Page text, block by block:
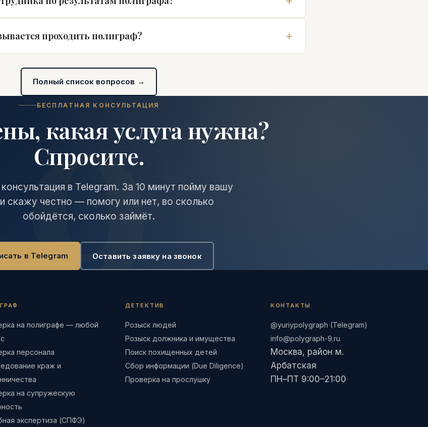
проходить полиграф?
Полный список вопросов →
БЕСПЛАТНАЯ КОНСУЛЬТАЦИЯ
какая услуга нужна?
Спросите.
в Telegram. За 10 минут пойму вашу
скажу честно — помогу или нет, во сколько
обойдётся, сколько займёт.
в Telegram Оставить заявку на звонок
на полиграфе — любой
персонала
краж и
на супружескую
экспертиза (СПФЭ)
ДЕТЕКТИВ
Розыск людей
Розыск должника и имущества
Поиск похищенных детей
Сбор информации (Due Diligence)
Проверка на прослушку
КОНТАКТЫ
@yuriypolygraph (Telegram)
info@polygraph-9.ru
Москва, район м.
Арбатская
ПН–ПТ 9:00–21:00